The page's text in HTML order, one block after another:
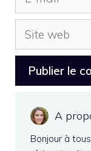
mail
Site
web
A
Bonjour à